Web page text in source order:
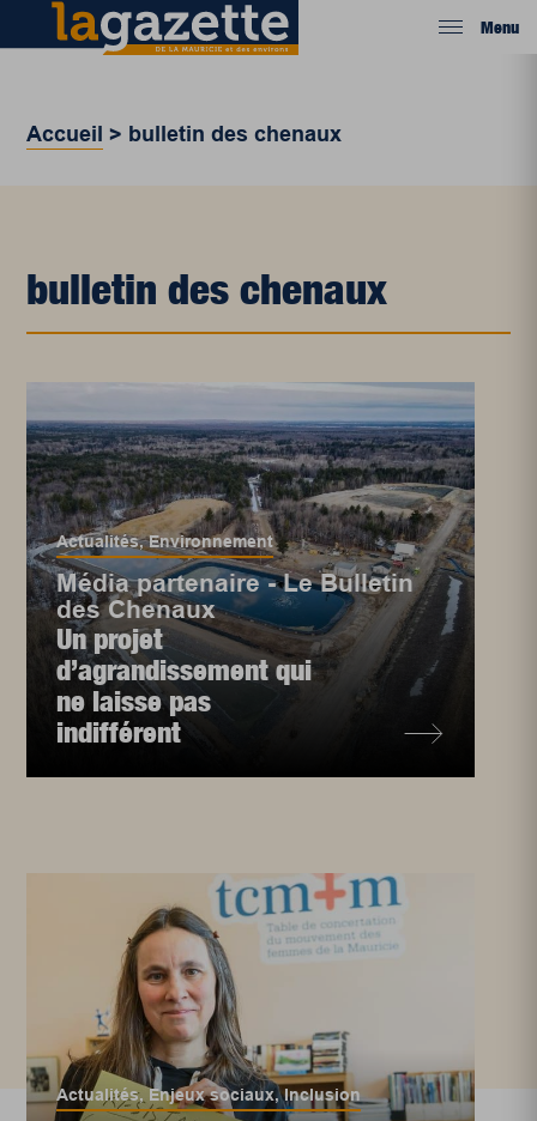
Menu
Accueil > bulletin des chenaux
bulletin des chenaux
Actualités,Environnement
Média partenaire - Le Bulletin
des Chenaux
Un projet
d’agrandissement qui
ne laisse pas
indifférent
Actualités, Enjeux sociaux,Inclusion